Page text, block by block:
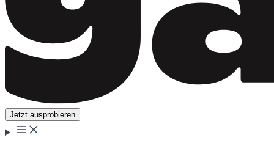
Jetzt ausprobieren